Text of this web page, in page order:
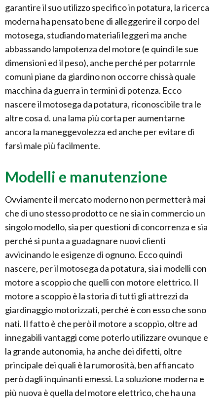
garantire il suo utilizzo specifico in potatura, la ricerca
moderna ha pensato bene di alleggerire il corpo del
motosega, studiando materiali leggeri ma anche
abbassando lampotenza del motore (e quindi le sue
dimensioni ed il peso), anche perché per potarrnle
comuni piane da giardino non occorre chissà quale
macchina da guerra in termini di potenza. Ecco
nascere il motosega da potatura, riconoscibile tra le
altre cosa d. una lama più corta per aumentarne
ancora la maneggevolezza ed anche per evitare di
farsi male più facilmente.
Modelli e manutenzione
Ovviamente il mercato moderno non permetterà mai
che di uno stesso prodotto ce ne sia in commercio un
singolo modello, sia per questioni di concorrenza e sia
perché si punta a guadagnare nuovi clienti
avvicinando le esigenze di ognuno. Ecco quindi
nascere, per il motosega da potatura, sia i modelli con
motore a scoppio che quelli con motore elettrico. Il
motore a scoppio è la storia di tutti gli attrezzi da
giardinaggio motorizzati, perchè è con esso che sono
nati. Il fatto è che però il motore a scoppio, oltre ad
innegabili vantaggi come poterlo utilizzare ovunque e
la grande autonomia, ha anche dei difetti, oltre
principale dei quali è la rumorosità, ben affiancato
però dagli inquinanti emessi. La soluzione moderna e
più nuova è quella del motore elettrico, che ha una